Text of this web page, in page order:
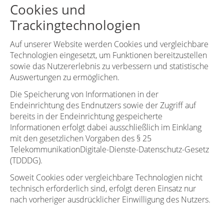
Cookies und
Trackingtechnologien
Auf unserer Website werden Cookies und vergleichbare
Technologien eingesetzt, um Funktionen bereitzustellen
sowie das Nutzererlebnis zu verbessern und statistische
Auswertungen zu ermöglichen.
Die Speicherung von Informationen in der
Endeinrichtung des Endnutzers sowie der Zugriff auf
bereits in der Endeinrichtung gespeicherte
Informationen erfolgt dabei ausschließlich im Einklang
mit den gesetzlichen Vorgaben des § 25
TelekommunikationDigitale-Dienste-Datenschutz-Gesetz
(TDDDG).
Soweit Cookies oder vergleichbare Technologien nicht
technisch erforderlich sind, erfolgt deren Einsatz nur
nach vorheriger ausdrücklicher Einwilligung des Nutzers.